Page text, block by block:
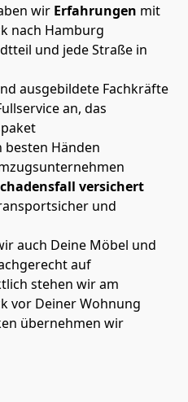
wir Erfahrungen mit
nach Hamburg
und jede Straße in
ausgebildete Fachkräfte
an, das
besten Händen
versichert
und
auch Deine Möbel und
auf
stehen wir am
vor Deiner Wohnung
übernehmen wir